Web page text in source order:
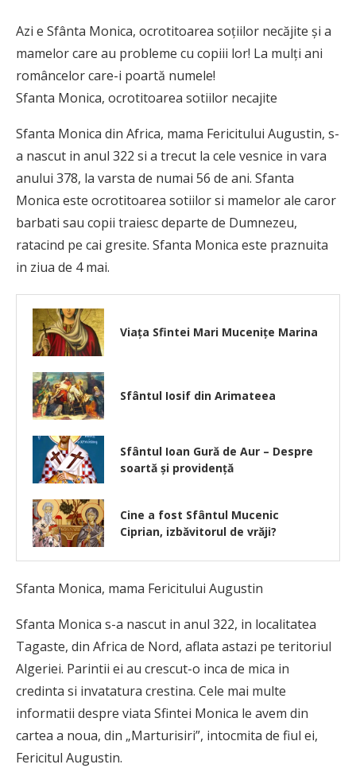
Azi e Sfânta Monica, ocrotitoarea soțiilor necăjite și a
mamelor care au probleme cu copiii lor! La mulți ani
româncelor care-i poartă numele!
Sfanta Monica, ocrotitoarea sotiilor necajite
Sfanta Monica din Africa, mama Fericitului Augustin, s-
a nascut in anul 322 si a trecut la cele vesnice in vara
anului 378, la varsta de numai 56 de ani. Sfanta
Monica este ocrotitoarea sotiilor si mamelor ale caror
barbati sau copii traiesc departe de Dumnezeu,
ratacind pe cai gresite. Sfanta Monica este praznuita
in ziua de 4 mai.
Viaţa Sfintei Mari Mucenițe Marina
Sfântul Iosif din Arimateea
Sfântul Ioan Gură de Aur – Despre
soartă și providență
Cine a fost Sfântul Mucenic
Ciprian, izbăvitorul de vrăji?
Sfanta Monica, mama Fericitului Augustin
Sfanta Monica s-a nascut in anul 322, in localitatea
Tagaste, din Africa de Nord, aflata astazi pe teritoriul
Algeriei. Parintii ei au crescut-o inca de mica in
credinta si invatatura crestina. Cele mai multe
informatii despre viata Sfintei Monica le avem din
cartea a noua, din „Marturisiri”, intocmita de fiul ei,
Fericitul Augustin.